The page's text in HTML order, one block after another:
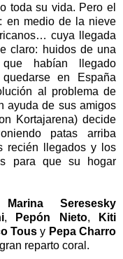
toda su vida. Pero el
en medio de la nieve
cuya llegada
claro: huidos de una
habían llegado
en España
al problema de
ayuda de sus amigos
Kortajarena) decide
patas arriba
recién llegados y los
para que su hogar
Marina Seresesky
, Pepón Nieto,
Kiti
Tous y Pepa Charro
reparto coral.